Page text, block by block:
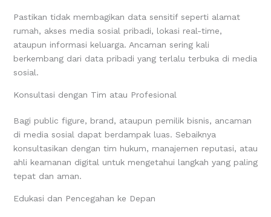
Pastikan tidak membagikan data sensitif seperti alamat
rumah, akses media sosial pribadi, lokasi real-time,
ataupun informasi keluarga. Ancaman sering kali
berkembang dari data pribadi yang terlalu terbuka di media
sosial.
Konsultasi dengan Tim atau Profesional
Bagi public figure, brand, ataupun pemilik bisnis, ancaman
di media sosial dapat berdampak luas. Sebaiknya
konsultasikan dengan tim hukum, manajemen reputasi, atau
ahli keamanan digital untuk mengetahui langkah yang paling
tepat dan aman.
Edukasi dan Pencegahan ke Depan